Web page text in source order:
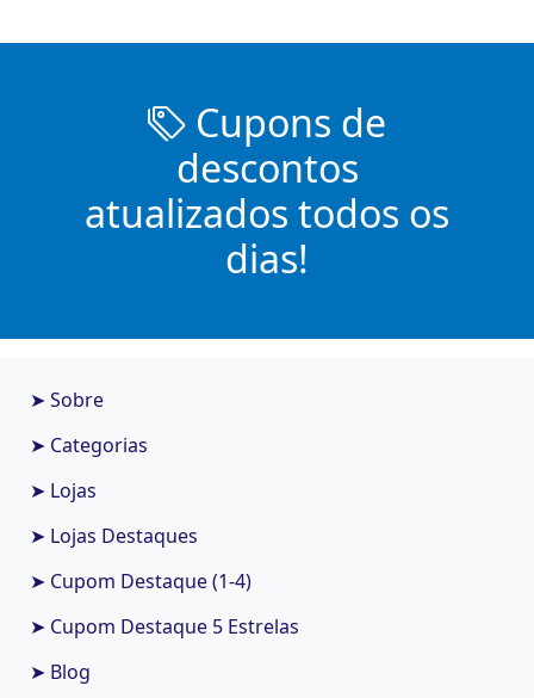
Cupons de
descontos
atualizados todos os
dias!
➤ Sobre
➤ Categorias
➤ Lojas
➤ Lojas Destaques
➤ Cupom Destaque (1-4)
➤ Cupom Destaque 5 Estrelas
➤ Blog